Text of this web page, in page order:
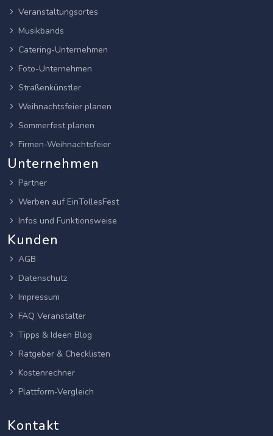
Veranstaltungsortes
Musikbands
Catering-Unternehmen
Foto-Unternehmen
Straßenkünstler
Weihnachtsfeier planen
Sommerfest planen
Firmen-Weihnachtsfeier
Unternehmen
Partner
Werben auf EinTollesFest
Infos und Funktionsweise
Kunden
AGB
Datenschutz
Impressum
FAQ Veranstalter
Tipps & Ideen Blog
Ratgeber & Checklisten
Kostenrechner
Plattform-Vergleich
Kontakt